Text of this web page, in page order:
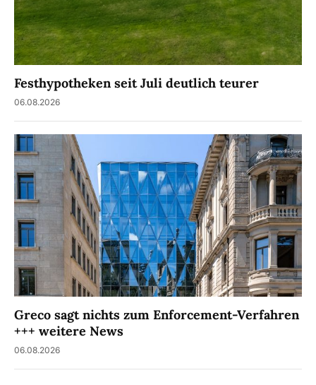
Festhypotheken seit Juli deutlich teurer
06.08.2026
Greco sagt nichts zum Enforcement-Verfahren
+++ weitere News
06.08.2026